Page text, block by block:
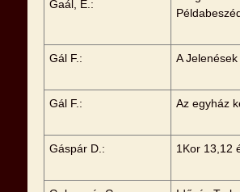
Gaál, E.:
Gál F.: A
Gál F.: Az egyház
Gáspár D.: 1Kor 13,12